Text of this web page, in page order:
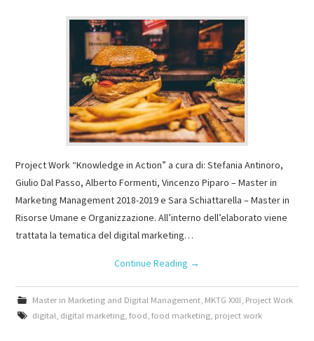
Project Work “Knowledge in Action” a cura di: Stefania Antinoro,
Giulio Dal Passo, Alberto Formenti, Vincenzo Piparo – Master in
Marketing Management 2018-2019 e Sara Schiattarella – Master in
Risorse Umane e Organizzazione. All’interno dell’elaborato viene
trattata la tematica del digital marketing…
Continue Reading →
Master in Marketing and Digital Management, MKTG XXII Project Work
digital digital marketing, food food marketing, project work